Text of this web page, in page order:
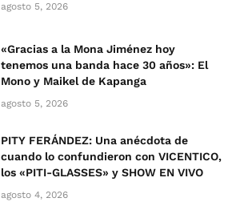
agosto 5, 2026
«Gracias a la Mona Jiménez hoy
tenemos una banda hace 30 años»: El
Mono y Maikel de Kapanga
agosto 5, 2026
PITY FERÁNDEZ: Una anécdota de
cuando lo confundieron con VICENTICO,
los «PITI-GLASSES» y SHOW EN VIVO
agosto 4, 2026